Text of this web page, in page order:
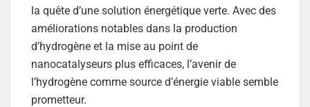
la quête d’une solution énergétique verte. Avec des
améliorations notables dans la production
d’hydrogène et la mise au point de
nanocatalyseurs plus efficaces, l’avenir de
l’hydrogène comme source d’énergie viable semble
prometteur.